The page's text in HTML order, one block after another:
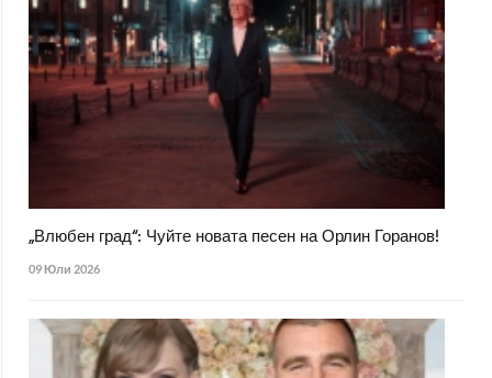
„Влюбен град“: Чуйте новата песен на Орлин Горанов!
09 Юли 2026